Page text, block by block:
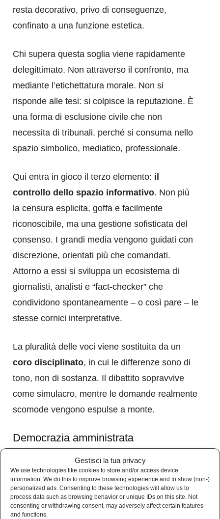
Gestisci la tua privacy
We use technologies like cookies to store and/or access device
information. We do this to improve browsing experience and to show (non-)
personalized ads. Consenting to these technologies will allow us to
process data such as browsing behavior or unique IDs on this site. Not
consenting or withdrawing consent, may adversely affect certain features
and functions.
resta decorativo, privo di conseguenze,
confinato a una funzione estetica.
Chi supera questa soglia viene rapidamente
delegittimato. Non attraverso il confronto, ma
mediante l’etichettatura morale. Non si
risponde alle tesi: si colpisce la reputazione. È
una forma di esclusione civile che non
necessita di tribunali, perché si consuma nello
spazio simbolico, mediatico, professionale.
Qui entra in gioco il terzo elemento: il
controllo dello spazio informativo. Non più
la censura esplicita, goffa e facilmente
riconoscibile, ma una gestione sofisticata del
consenso. I grandi media vengono guidati con
discrezione, orientati più che comandati.
Attorno a essi si sviluppa un ecosistema di
giornalisti, analisti e “fact-checker” che
condividono spontaneamente – o così pare – le
stesse cornici interpretative.
La pluralità delle voci viene sostituita da un
coro disciplinato, in cui le differenze sono di
tono, non di sostanza. Il dibattito sopravvive
come simulacro, mentre le domande realmente
scomode vengono espulse a monte.
Democrazia amministrata
Il passaggio finale è forse il più rivelatore: la
trasformazione della censura inprocedura
amministrativa. Non si punisce ciò che è
falso, ma ciò che è inopportuno. Non si